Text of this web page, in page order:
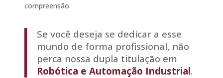
compreensão.
Se você deseja se dedicar a esse
mundo de forma profissional, não
perca nossa dupla titulação em
Robótica e Automação Industrial.